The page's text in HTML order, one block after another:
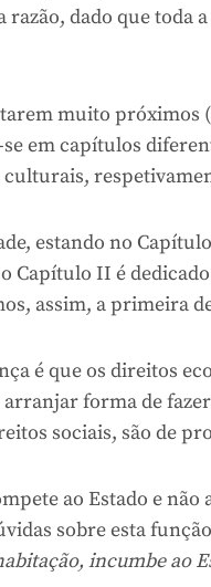
dado que toda
muito próximos
em capítulos
estando no
Capítulo II é
assim, a primeira
é que os direitos
forma de
sociais, são de
ao Estado e não
sobre esta
incumbe ao